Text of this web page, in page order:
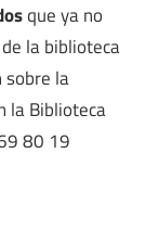
que ya no
la biblioteca
sobre la
la Biblioteca
80 19